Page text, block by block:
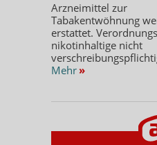
Arzneimittel zur
Tabakentwöhnung
erstattet.
nikotinhaltige nicht
Mehr »